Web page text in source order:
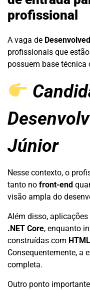
profissional
A vaga de
profissionais que
possuem base técnica
Júnior
Nesse contexto, o
tanto no front-end
visão ampla do
Além disso,
.NET Core, enquanto
construídas com
Consequentemente, a
completa.
Outro ponto